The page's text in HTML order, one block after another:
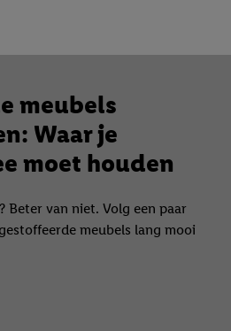
meubels
Waar je
moet houden
Beter van niet. Volg een paar
meubels lang mooi